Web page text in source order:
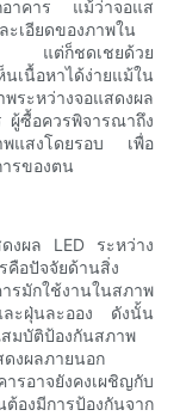
อาคาร แม้ว่าจอแส
ะเอียดของภาพใน
าร แต่ก็ชดเชยด้วย
นื้อหาได้ง่ายแม้ใน
ะหว่างจอแสดงผล
ผู้ซื้อควรพิจารณาถึง
แสงโดยรอบ เพื่อ
รของตน
งผล LED ระหว่าง
คือปัจจัยด้านสิ่ง
รมักใช้งานในสภาพ
ะฝุ่นละออง ดังนั้น
มบัติป้องกันสภาพ
งผลภายนอก
รอาจยังคงเผชิญกับ
งมีการป้องกันจาก